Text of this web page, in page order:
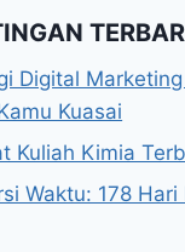
Digital
Kuasai
Kuliah Kimia
Waktu: 178 Hari